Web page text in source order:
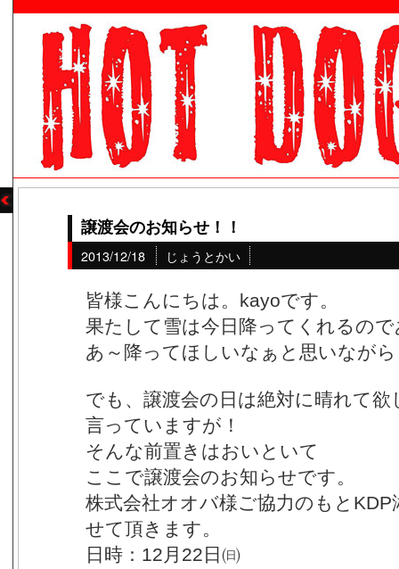
譲渡会のお知らせ！！
2013/12/18 じょうとかい
皆様こんにちは。kayoです。
果たして雪は今日降ってくれるの
あ～降ってほしいなぁと思いなが
でも、譲渡会の日は絶対に晴れて
言っていますが！
そんな前置きはおいといて
ここで譲渡会のお知らせです。
株式会社オオバ様ご協力のもと
せて頂きます。
日時：12月22日㈰